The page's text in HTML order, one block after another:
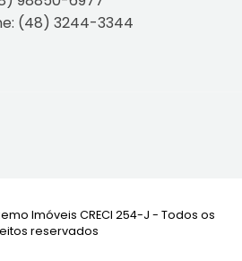
(48) 3244-3344
Imóveis CRECI 254-J - Todos os
reservados